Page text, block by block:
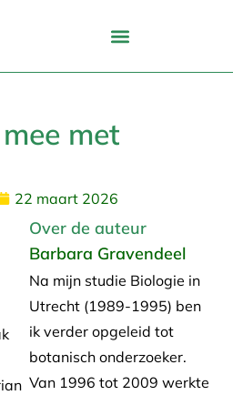
met
22 maart 2026
Over de auteur
Barbara Gravendeel
Na mijn studie Biologie in
Utrecht (1989-1995) ben
ik verder opgeleid tot
botanisch onderzoeker.
Van 1996 tot 2009 werkte